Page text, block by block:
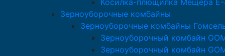
Косилка-плющилка Мещера
Зерноуборочные комбайны
Зерноуборочные комбайны
Зерноуборочный комбайн
Зерноуборочный комбайн